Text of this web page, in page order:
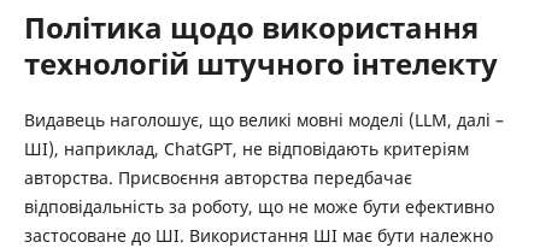
Політика щодо використання
технологій штучного інтелекту
Видавець наголошує, що великі мовні моделі (LLM, далі –
ШІ), наприклад, ChatGPT, не відповідають критеріям
авторства. Присвоєння авторства передбачає
відповідальність за роботу, що не може бути ефективно
застосоване до ШІ. Використання ШІ має бути належно